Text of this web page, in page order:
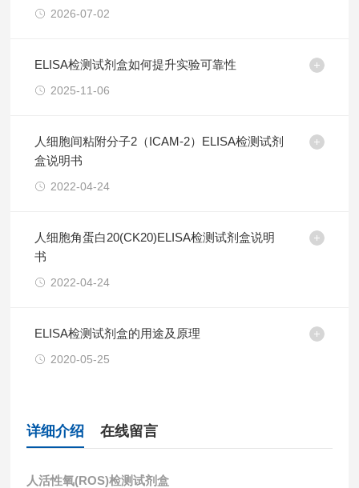
2026-07-02
ELISA检测试剂盒如何提升实验可靠性
2025-11-06
人细胞间粘附分子2（ICAM-2）ELISA检测试剂
盒说明书
2022-04-24
人细胞角蛋白20(CK20)ELISA检测试剂盒说明
书
2022-04-24
ELISA检测试剂盒的用途及原理
2020-05-25
详细介绍 在线留言
人活性氧(ROS)检测试剂盒